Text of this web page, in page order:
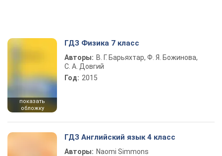
показать
обложку
ГДЗ Физика 7 класс
Авторы: В. Г. Барьяхтар, Ф. Я. Божинова,
С. А. Довгий
Год: 2015
ГДЗ Английский язык 4 класс
Авторы: Naomi Simmons